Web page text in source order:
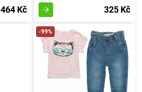
464 Kč 325 Kč
-99%